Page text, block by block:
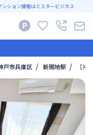
ション情報はミスタービジネス
戸市兵庫区 新開地駅 【